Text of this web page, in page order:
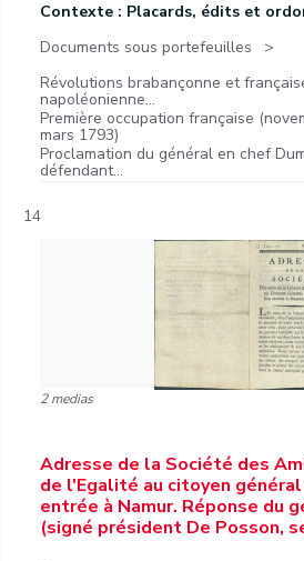
Contexte : Placards, édits et
Documents sous portefeuilles
Révolutions brabançonne et
napoléonienne...
Première occupation française
mars 1793)
Proclamation du général en chef
défendant...
14
2 medias
Adresse de la Société des
de l'Egalité au citoyen général
entrée à Namur. Réponse du
(signé président De Posson,